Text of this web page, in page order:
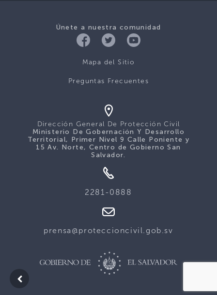
Únete a nuestra comunidad
Mapa del Sitio
Preguntas Frecuentes
Dirección General De Protección Civil
Ministerio De Gobernación Y Desarrollo
Territorial, Primer Nivel 9 Calle Poniente y
15 Av. Norte, Centro de Gobierno San
Salvador.
2281-0888
prensa@proteccioncivil.gob.sv